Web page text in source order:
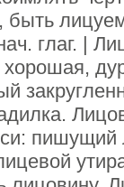
быть
глаг. |
хорошая,
пишущий